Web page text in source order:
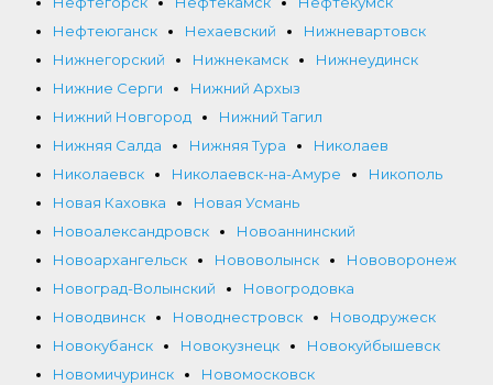
Нефтеюганск
Нехаевский
Нижневартовск
Нижнегорский
Нижнекамск
Нижнеудинск
Нижние Серги
Нижний Архыз
Нижний Новгород
Нижний Тагил
Нижняя Салда
Нижняя Тура
Николаев
Николаевск
Николаевск-на-Амуре
Никополь
Новая Каховка
Новая Усмань
Новоалександровск
Новоаннинский
Новоархангельск
Нововолынск
Нововоронеж
Новоград-Волынский
Новогродовка
Новодвинск
Новоднестровск
Новодружеск
Новокубанск
Новокузнецк
Новокуйбышевск
Новомичуринск
Новомосковск